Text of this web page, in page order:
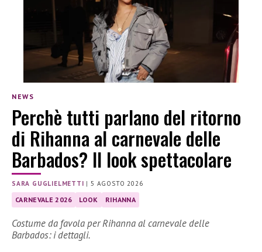
NEWS
Perchè tutti parlano del ritorno
di Rihanna al carnevale delle
Barbados? Il look spettacolare
SARA GUGLIELMETTI |5 AGOSTO 2026
CARNEVALE 2026 LOOK RIHANNA
Costume da favola per Rihanna al carnevale delle
Barbados: i dettagli.